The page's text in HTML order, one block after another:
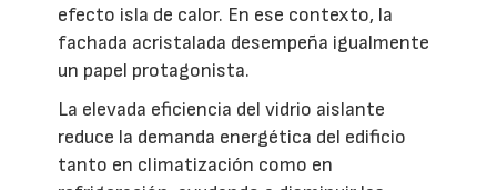
efecto isla de calor. En ese contexto, la
fachada acristalada desempeña igualmente
un papel protagonista.
La elevada eficiencia del vidrio aislante
reduce la demanda energética del edificio
tanto en climatización como en